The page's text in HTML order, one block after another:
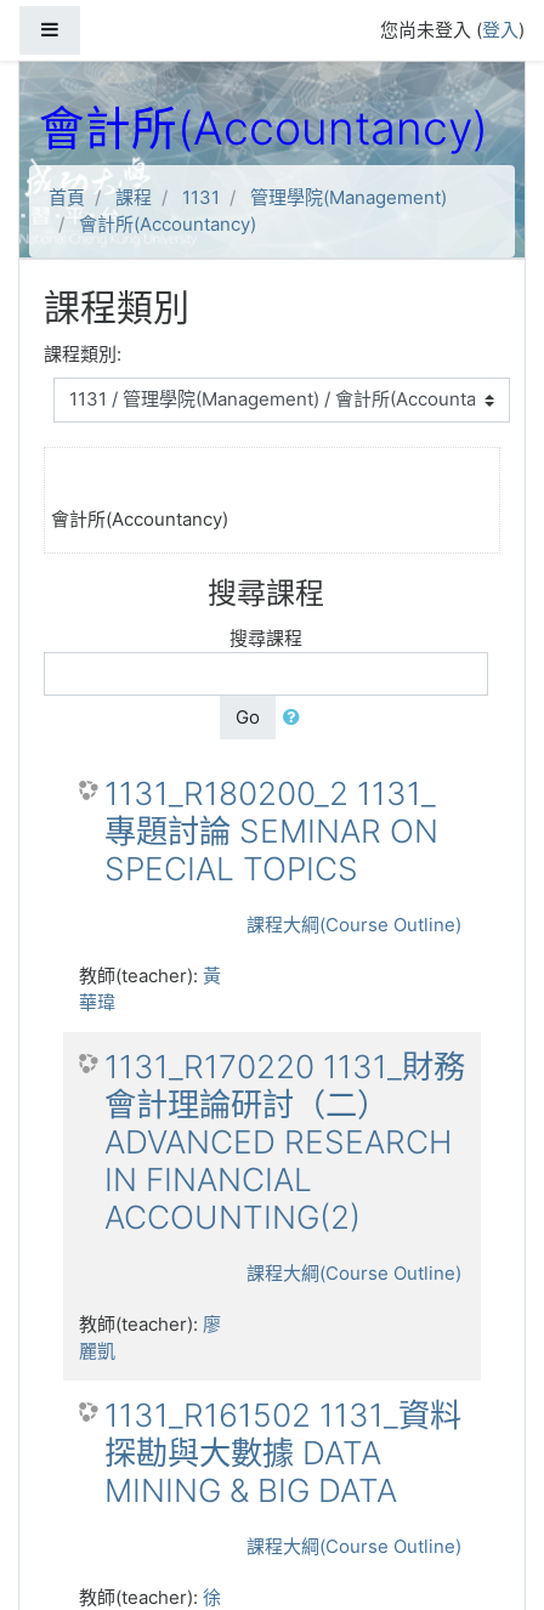
您尚未登入 (登入)
會計所(Accountancy)
首頁 課程 1131
管理學院(Management)
會計所(Accountancy)
課程類別
課程類別:
會計所(Accountancy)
搜尋課程
搜尋課程
Go
1131_R180200_2 1131_
專題討論 SEMINAR ON
SPECIAL TOPICS
課程大綱(Course Outline)
教師(teacher): 黃
華瑋
1131_R170220 1131_財務
會計理論研討（二）
ADVANCED RESEARCH
IN FINANCIAL
ACCOUNTING(2)
課程大綱(Course Outline)
教師(teacher): 廖
麗凱
1131_R161502 1131_資料
探勘與大數據 DATA
MINING & BIG DATA
課程大綱(Course Outline)
教師(teacher): 徐